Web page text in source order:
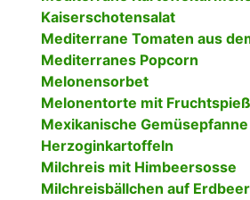
Kaiserschotensalat
Mediterrane Tomaten aus
Mediterranes Popcorn
Melonensorbet
Melonentorte mit
Mexikanische
Herzoginkartoffeln
Milchreis mit Himbeersosse
Milchreisbällchen auf